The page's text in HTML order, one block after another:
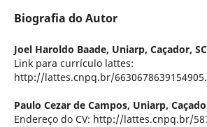
Biografia do Autor
Joel Haroldo Baade, Uniarp, Caçador, SC
Link para currículo lattes:
http://lattes.cnpq.br/6630678639154905.
Paulo Cezar de Campos, Uniarp,
Endereço do CV: http://lattes.cnpq.br/